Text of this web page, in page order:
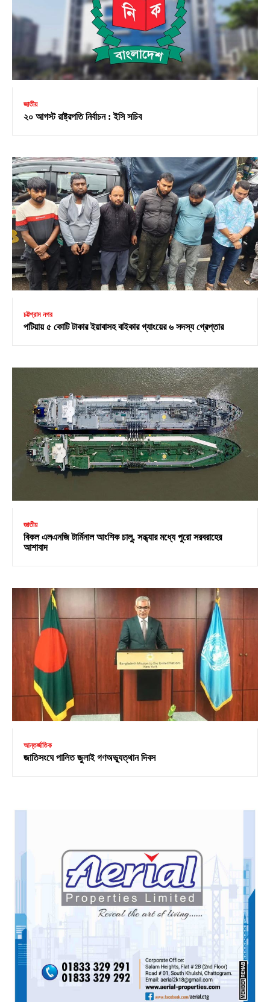
জাতীয়
২০ আগস্ট রাষ্ট্রপতি নির্বাচন : ইসি সচিব
চট্টগ্রাম নগর
পটিয়ায় ৫ কোটি টাকার ইয়াবাসহ বাইকার গ্যাংয়ের ৬ সদস্য গ্রেপ্তার
জাতীয়
বিকল এলএনজি টার্মিনাল আংশিক চালু, সন্ধ্যার মধ্যে পুরো সরবরাহের
আশাবাদ
আন্তর্জাতিক
জাতিসংঘে পালিত জুলাই গণঅভ্যুত্থান দিবস